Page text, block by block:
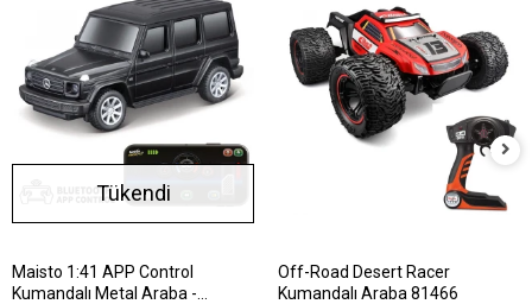
Tükendi
Maisto 1:41 APP Control
Kumandalı Metal Araba -
Off-Road Desert Racer
Kumandalı Araba 81466